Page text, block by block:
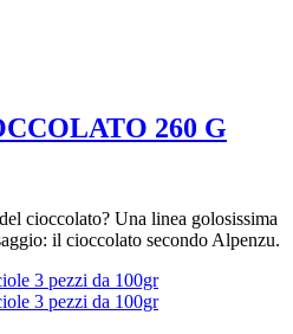
260 G
cioccolato? Una linea golosissima
il cioccolato secondo Alpenzu.